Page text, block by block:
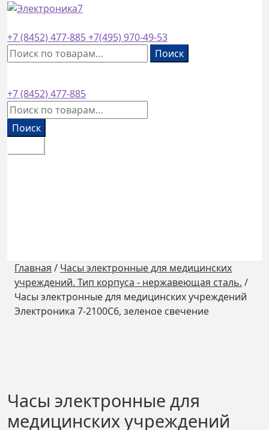
+7 (8452) 477-885+7(495) 970-49-53
Искать:
Поиск
+7 (8452) 477-885
Искать:
Поиск
Главная / Часы электронные для медицинских
учреждений. Тип корпуса - нержавеющая сталь. /
Часы электронные для медицинских учреждений
Электроника 7-2100С6, зеленое свечение
Часы электронные для
медицинских учреждений